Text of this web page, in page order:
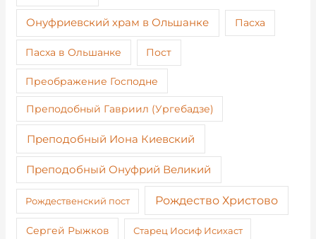
Онуфриевский храм в Ольшанке Пасха
Пасха в Ольшанке Пост
Преображение Господне
Преподобный Гавриил (Ургебадзе)
Преподобный Иона Киевский
Преподобный Онуфрий Великий
Рождественский пост Рождество Христово
Сергей Рыжков Старец Иосиф Исихаст